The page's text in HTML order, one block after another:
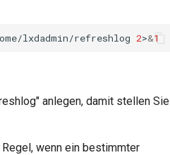
lxdadmin/refreshlog 2>&1
anlegen, damit stellen Sie
wenn ein bestimmter